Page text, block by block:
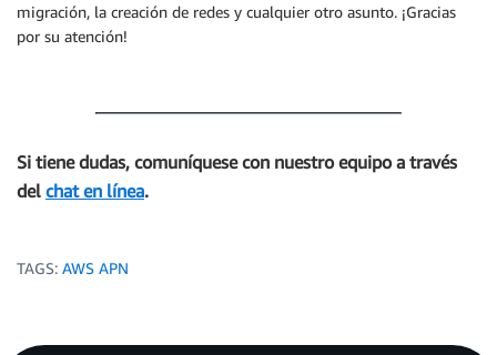
migración, la creación de redes y cualquier otro asunto. ¡Gracias
por su atención!
Si tiene dudas, comuníquese con nuestro equipo a través
del chat en línea.
TAGS: AWS APN